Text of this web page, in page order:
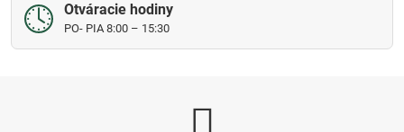
Otváracie hodiny
PO- PIA 8:00 – 15:30